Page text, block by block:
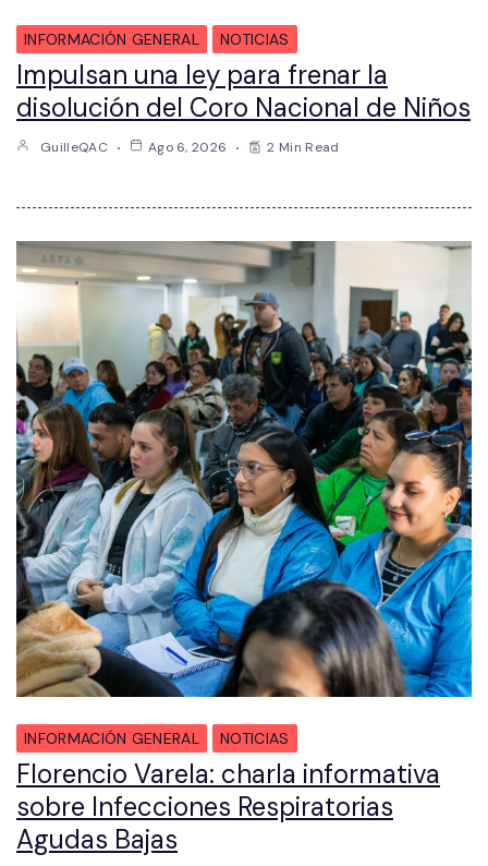
INFORMACIÓN GENERAL NOTICIAS
Impulsan una ley para frenar la
disolución del Coro Nacional de Niños
GuilleQAC Ago 6, 2026 2 Min Read
INFORMACIÓN GENERAL NOTICIAS
Florencio Varela: charla informativa
sobre Infecciones Respiratorias
Agudas Bajas